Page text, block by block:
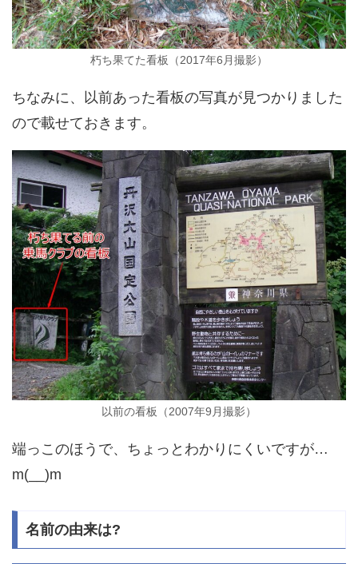
朽ち果てた看板（2017年6月撮影）
ちなみに、以前あった看板の写真が見つかりました
ので載せておきます。
以前の看板（2007年9月撮影）
端っこのほうで、ちょっとわかりにくいですが…
m(__)m
名前の由来は?